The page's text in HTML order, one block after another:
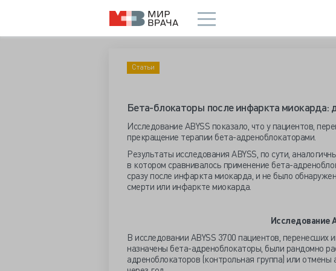
Статьи
Бета-блокаторы после инфаркта миокарда:
Исследование ABYSS показало, что у пациентов,
прекращение терапии бета-адреноблокаторами.
Результаты исследования ABYSS, по сути,
в котором сравнивалось применение бета-
сразу после инфаркта миокарда, и не было
смерти или инфаркте миокарда.
Исследование
В исследовании ABYSS 3700 пациентов,
назначены бета-адреноблокаторы, были рандомно
адреноблокаторов (контрольная группа) или отмены